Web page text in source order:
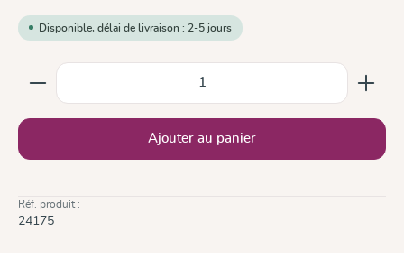
Disponible, délai de livraison : 2-5 jours
Quantité de produit : Entrez la quantité souhaitée
Ajouter au panier
Réf. produit :
24175